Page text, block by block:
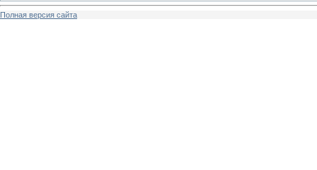
Полная версия сайта